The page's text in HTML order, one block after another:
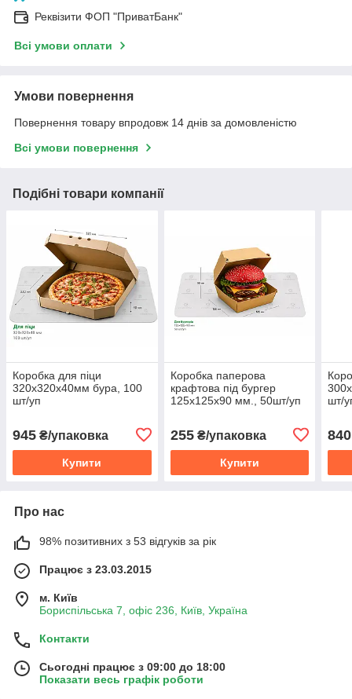
Реквізити ФОП "ПриватБанк"
Всі умови оплати
Умови повернення
Повернення товару впродовж 14 днів за домовленістю
Всі умови повернення
Подібні товари компанії
Коробка для піци
320х320х40мм бура, 100
шт/уп
945 ₴/упаковка
Купити
Коробка паперова
крафтова під бургер
125х125х90 мм., 50шт/уп
255₴/упаковка
Купити
шт/
840
Про нас
98% позитивних з 53 відгуків за рік
Працює з 23.03.2015
м. Київ
Бориспільська 7, офіс 236, Київ, Україна
Контакти
Сьогодні працює з 09:00 до 18:00
Показати весь графік роботи